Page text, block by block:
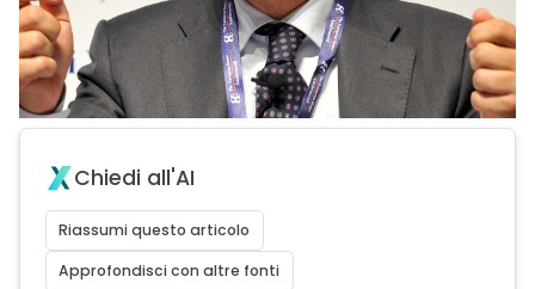
Chiedi all'AI
Riassumi questo articolo
Approfondisci con altre fonti